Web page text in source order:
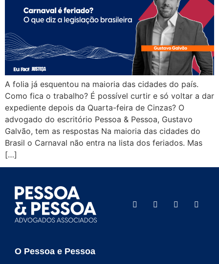
A folia já esquentou na maioria das cidades do país.
Como fica o trabalho? É possível curtir e só voltar a dar
expediente depois da Quarta-feira de Cinzas? O
advogado do escritório Pessoa & Pessoa, Gustavo
Galvão, tem as respostas Na maioria das cidades do
Brasil o Carnaval não entra na lista dos feriados. Mas
[…]
O Pessoa e Pessoa